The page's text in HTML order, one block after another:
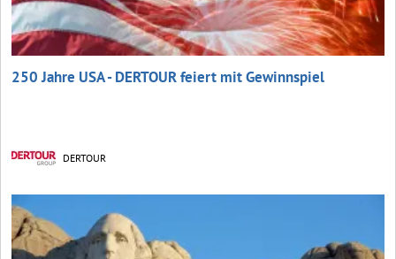
250 Jahre USA - DERTOUR feiert mit Gewinnspiel
DERTOUR